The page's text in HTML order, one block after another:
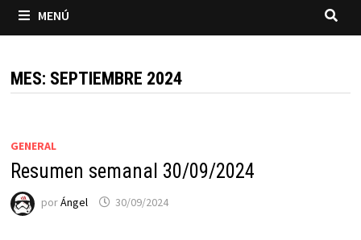
MENÚ
MES: SEPTIEMBRE 2024
GENERAL
Resumen semanal 30/09/2024
porÁngel 30/09/2024